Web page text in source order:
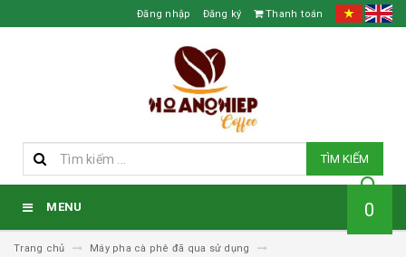
Đăng nhập Đăng ký Thanh toán
TÌM KIẾM
MENU 0
Trang chủ
Máy pha cà phê đã qua sử dụng